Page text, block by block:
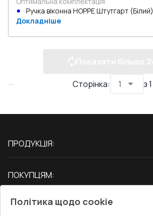
Ручка віконна HOPPE Штутгарт (Білий)
Докладніше
Сторінка: з1
ПРОДУКЦІЯ:
Двері
ПОКУПЦЯМ:
СЕРВІС ТА ОБЛУГОВУВАННЯ:
Політика щодо cookie